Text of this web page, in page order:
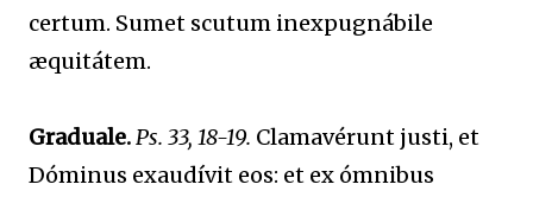
certum. Sumet scutum inexpugnábile
æquitátem.
Graduale.Ps. 33, 18-19. Clamavérunt justi, et
Dóminus exaudívit eos: et ex ómnibus